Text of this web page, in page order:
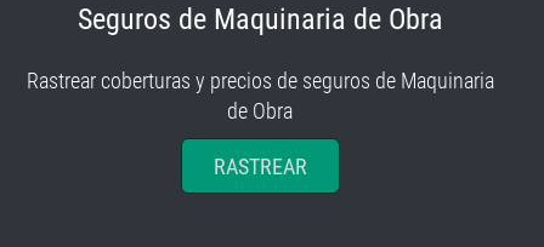
Seguros de Maquinaria de Obra
Rastrear coberturas y precios de seguros de Maquinaria
de Obra
RASTREAR